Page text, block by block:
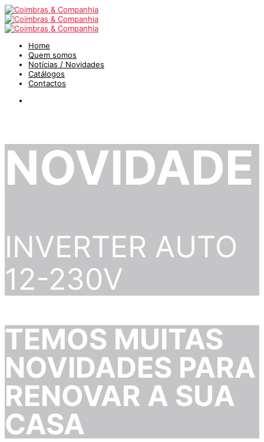
Home
Quem somos
Notícias / Novidades
Catálogos
Contactos
NOVIDADE
INVERTER AUTO
12-230V
TEMOS MUITAS
NOVIDADES PARA
RENOVAR A SUA
CASA